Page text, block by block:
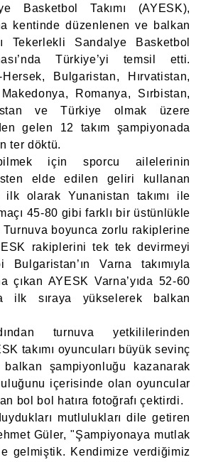
Basketbol Takımı (AYESK),
kentinde düzenlenen ve balkan
Tekerlekli Sandalye Basketbol
Türkiye’yi temsil etti.
Bulgaristan, Hırvatistan,
Romanya, Sırbistan,
ve Türkiye olmak üzere
gelen 12 takım şampiyonada
ter döktü.
için sporcu ailelerinin
elde edilen geliri kullanan
ilk olarak Yunanistan takımı ile
45-80 gibi farklı bir üstünlükle
Turnuva boyunca zorlu rakiplerine
rakiplerini tek tek devirmeyi
Varna takımıyla
çıkan AYESK Varna’yıda 52-60
ilk sıraya yükselerek balkan
turnuva yetkililerinden
takımı oyuncuları büyük sevinç
balkan şampiyonluğu kazanarak
içerisinde olan oyuncular
bol bol hatıra fotoğrafı çektirdi.
mutlulukları dile getiren
Güler, "Şampiyonaya mutlak
gelmiştik. Kendimize verdiğimiz